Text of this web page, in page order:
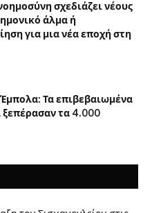
σχεδιάζει νέους
άλμα ή
για μια νέα εποχή στη
Τα επιβεβαιωμένα
τα 4.000